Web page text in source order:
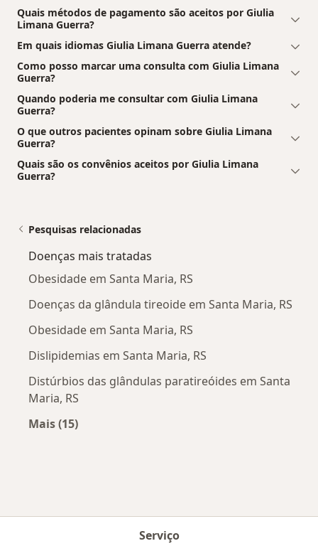
Quais métodos de pagamento são aceitos por Giulia
Limana Guerra?
Em quais idiomas Giulia Limana Guerra atende?
Como posso marcar uma consulta com Giulia Limana
Guerra?
Quando poderia me consultar com Giulia Limana
Guerra?
O que outros pacientes opinam sobre Giulia Limana
Guerra?
Quais são os convênios aceitos por Giulia Limana
Guerra?
Pesquisas relacionadas
Doenças mais tratadas
Obesidade em Santa Maria, RS
Doenças da glândula tireoide em Santa Maria, RS
Obesidade em Santa Maria, RS
Dislipidemias em Santa Maria, RS
Distúrbios das glândulas paratireóides em Santa
Maria, RS
Mais (15)
Serviço